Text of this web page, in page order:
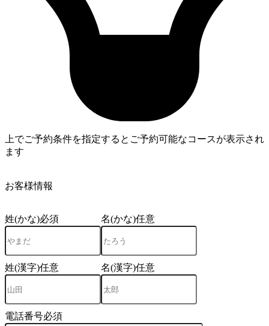
上でご予約条件を指定するとご予約可能なコースが表示され
ます
お客様情報
姓(かな)必須 名(かな)任意
姓(漢字)任意 名(漢字)任意
電話番号必須